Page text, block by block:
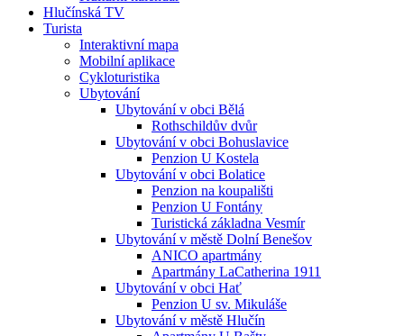
Hlučínská TV
Turista
Interaktivní mapa
Mobilní aplikace
Cykloturistika
Ubytování
Ubytování v obci Bělá
Rothschildův dvůr
Ubytování v obci Bohuslavice
Penzion U Kostela
Ubytování v obci Bolatice
Penzion na koupališti
Penzion U Fontány
Turistická základna Vesmír
Ubytování v městě Dolní Benešov
ANICO apartmány
Apartmány LaCatherina 1911
Ubytování v obci Hať
Penzion U sv. Mikuláše
Ubytování v městě Hlučín